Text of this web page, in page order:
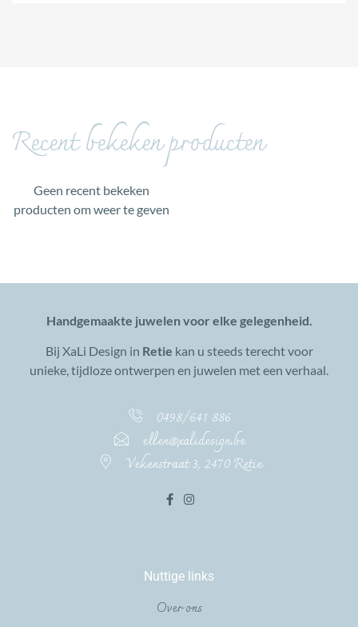
Recent bekeken producten
Geen recent bekeken
producten om weer te geven
Handgemaakte juwelen voor elke gelegenheid.
Bij XaLi Design in Retie kan u steeds terecht voor
unieke, tijdloze ontwerpen en juwelen met een verhaal.
0498/641 886
ellen@xalidesign.be
Vekenstraat 3, 2470 Retie
Nuttige links
Over ons